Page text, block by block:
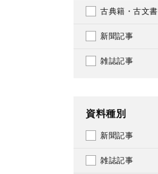
古典籍・古文書
新聞記事
雑誌記事
資料種別
新聞記事
雑誌記事